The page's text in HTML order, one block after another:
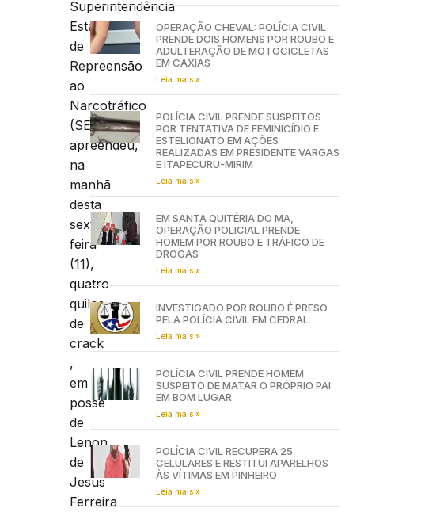
Superintendência
Estadual
de
Repreensão
ao
Narcotráfico
(SENARC),
apreendeu,
na
manhã
desta
sexta-
feira
(11),
quatro
quilos
de
crack
,
em
posse
de
Lenon
de
Jesus
Ferreira
OPERAÇÃO CHEVAL: POLÍCIA CIVIL
PRENDE DOIS HOMENS POR ROUBO E
ADULTERAÇÃO DE MOTOCICLETAS
EM CAXIAS
Leia mais »
POLÍCIA CIVIL PRENDE SUSPEITOS
POR TENTATIVA DE FEMINICÍDIO E
ESTELIONATO EM AÇÕES
REALIZADAS EM PRESIDENTE VARGAS
E ITAPECURU-MIRIM
Leia mais »
EM SANTA QUITÉRIA DO MA,
OPERAÇÃO POLICIAL PRENDE
HOMEM POR ROUBO E TRÁFICO DE
DROGAS
Leia mais »
INVESTIGADO POR ROUBO É PRESO
PELA POLÍCIA CIVIL EM CEDRAL
Leia mais »
POLÍCIA CIVIL PRENDE HOMEM
SUSPEITO DE MATAR O PRÓPRIO PAI
EM BOM LUGAR
Leia mais »
POLÍCIA CIVIL RECUPERA 25
CELULARES E RESTITUI APARELHOS
ÀS VÍTIMAS EM PINHEIRO
Leia mais »